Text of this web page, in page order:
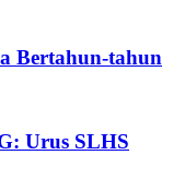
Bertahun-tahun
Urus SLHS